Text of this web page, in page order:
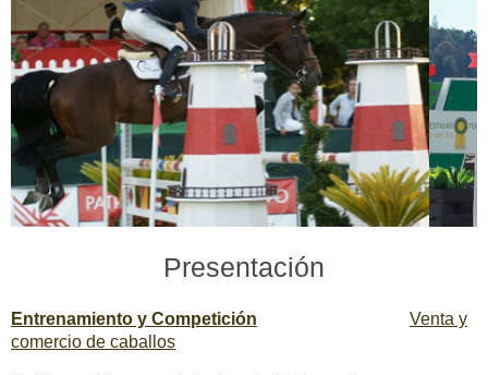
Presentación
Entrenamiento y Competición
Venta y
comercio de caballos